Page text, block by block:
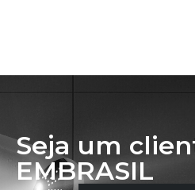
Seja um
EMBRASIL